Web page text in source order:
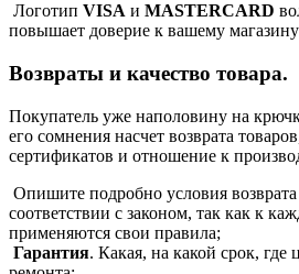
Логотип VISA и MASTERCARD
повышает доверие к вашему магазину
Возвраты и качество товара.
Покупатель уже наполовину на
его сомнения насчет возврата
сертификатов и отношение к
Опишите подробно условия возврата
соответствии с законом, так как к
применяются свои правила;
Гарантия. Какая, на какой срок, где